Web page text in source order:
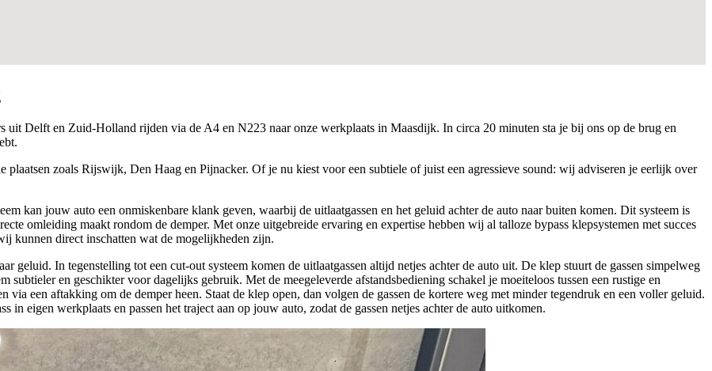
uit Delft en Zuid-Holland rijden via de A4 en N223 naar onze werkplaats in Maasdijk. In circa 20 minuten sta je bij ons op de brug en
zoals Rijswijk, Den Haag en Pijnacker. Of je nu kiest voor een subtiele of juist een agressieve sound: wij adviseren je eerlijk over
kan jouw auto een onmiskenbare klank geven, waarbij de uitlaatgassen en het geluid achter de auto naar buiten komen. Dit systeem is
omleiding maakt rondom de demper. Met onze uitgebreide ervaring en expertise hebben wij al talloze bypass klepsystemen met succes
kunnen direct inschatten wat de mogelijkheden zijn.
geluid. In tegenstelling tot een cut-out systeem komen de uitlaatgassen altijd netjes achter de auto uit. De klep stuurt de gassen simpelweg
subtieler en geschikter voor dagelijks gebruik. Met de meegeleverde afstandsbediening schakel je moeiteloos tussen een rustige en
via een aftakking om de demper heen. Staat de klep open, dan volgen de gassen de kortere weg met minder tegendruk en een voller geluid.
in eigen werkplaats en passen het traject aan op jouw auto, zodat de gassen netjes achter de auto uitkomen.